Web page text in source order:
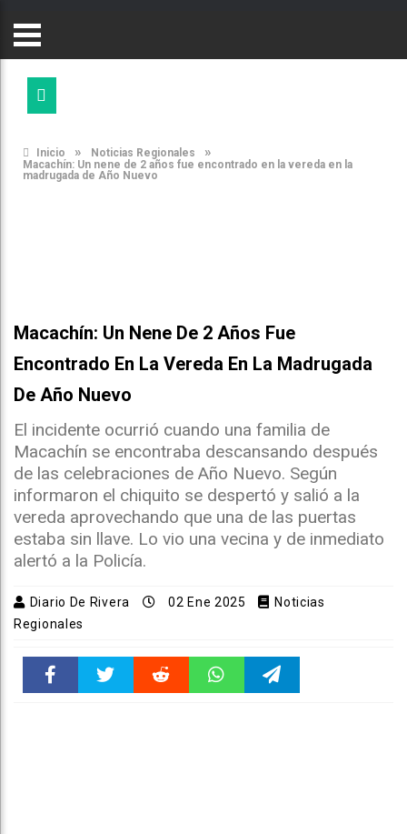
Inicio » Noticias Regionales »
Macachín: Un nene de 2 años fue encontrado en la vereda en la
madrugada de Año Nuevo
Macachín: Un Nene De 2 Años Fue
Encontrado En La Vereda En La Madrugada
De Año Nuevo
El incidente ocurrió cuando una familia de
Macachín se encontraba descansando después
de las celebraciones de Año Nuevo. Según
informaron el chiquito se despertó y salió a la
vereda aprovechando que una de las puertas
estaba sin llave. Lo vio una vecina y de inmediato
alertó a la Policía.
Diario De Rivera 02 Ene 2025
Noticias
Regionales